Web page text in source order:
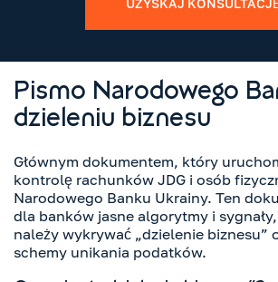
UZYSKAJ
Pismo Narodowego
dzieleniu biznesu
Głównym dokumentem, który
kontrolę rachunków JDG i osób
Narodowego Banku Ukrainy. Ten
dla banków jasne algorytmy i
należy wykrywać „dzielenie biznesu”
schemy unikania podatków.